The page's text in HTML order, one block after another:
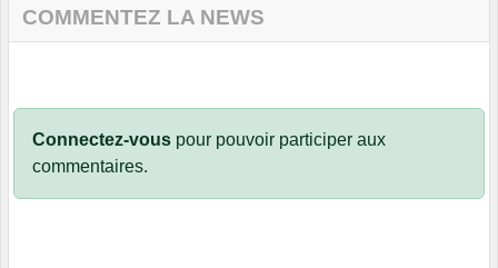
COMMENTEZ LA NEWS
Connectez-vous pour pouvoir participer aux
commentaires.